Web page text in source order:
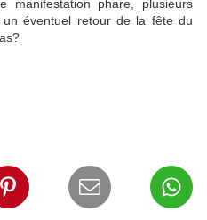
manifestation phare, plu­sieurs
éventuel retour de la fête du